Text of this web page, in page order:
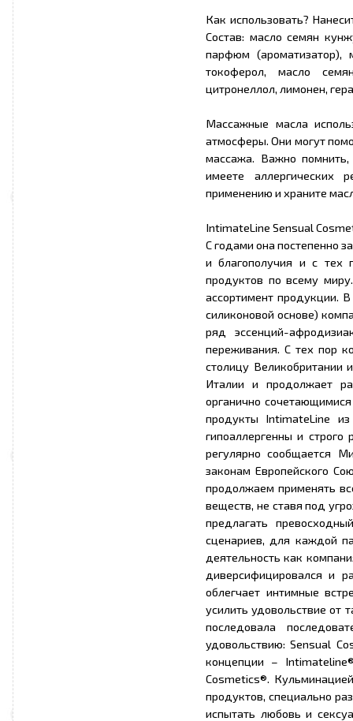
Как использовать?
Состав: масло семян
парфюм (ароматизатор),
токоферол, масло
цитронеллол, лимонен,
Массажные масла
атмосферы. Они могут
массажа. Важно
имеете аллергических
применению и храните
IntimateLine Sensual
С годами она постепенно
и благополучия и с тех
продуктов по всему
ассортимент продукции.
силиконовой основе)
ряд эссенций-
переживания. С тех пор
столицу Великобритании
Италии и продолжает
органично
продукты IntimateLine
гипоаллергенны и
регулярно сообщается
законам Европейского
продолжаем применять
веществ, не ставя под
предлагать
сценариев, для каждой
деятельность как
диверсифицировался и
облегчает интимные
усилить удовольствие от
последовала
удовольствию: Sensual
концепции –
Cosmetics®.
продуктов, специально
испытать любовь и